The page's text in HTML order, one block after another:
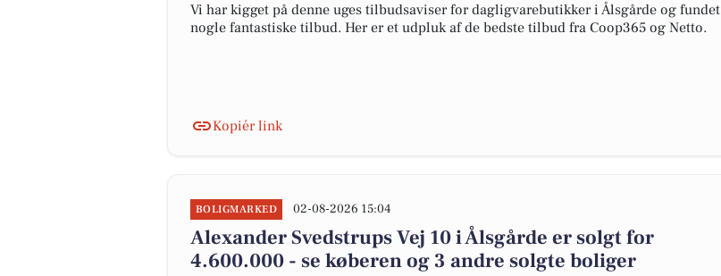
Vi har kigget på denne uges tilbudsaviser for dagligvarebutikker i Ålsgårde og fundet
nogle fantastiske tilbud. Her er et udpluk af de bedste tilbud fra Coop365 og Netto.
Kopiér link
BOLIGMARKED 02-08-2026 15:04
Alexander Svedstrups Vej 10 i Ålsgårde er solgt for
4.600.000 - se køberen og 3 andre solgte boliger